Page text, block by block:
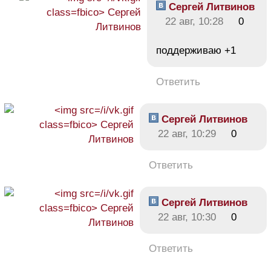
Сергей Литвинов
22 авг, 10:28
0
поддерживаю +1
Ответить
Сергей Литвинов
22 авг, 10:29
0
Ответить
Сергей Литвинов
22 авг, 10:30
0
Ответить